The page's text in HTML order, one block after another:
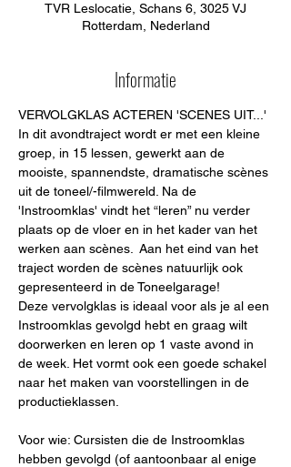
TVR Leslocatie, Schans 6, 3025 VJ
Rotterdam, Nederland
Informatie
VERVOLGKLAS ACTEREN 'SCENES UIT...'
In dit avondtraject wordt er met een kleine
groep, in 15 lessen, gewerkt aan de
mooiste, spannendste, dramatische scènes
uit de toneel/-filmwereld. Na de
'Instroomklas' vindt het “leren” nu verder
plaats op de vloer en in het kader van het
werken aan scènes.  Aan het eind van het
traject worden de scènes natuurlijk ook
gepresenteerd in de Toneelgarage!
Deze vervolgklas is ideaal voor als je al een
Instroomklas gevolgd hebt en graag wilt
doorwerken en leren op 1 vaste avond in
de week. Het vormt ook een goede schakel
naar het maken van voorstellingen in de
productieklassen.
Voor wie: Cursisten die de Instroomklas
hebben gevolgd (of aantoonbaar al enige